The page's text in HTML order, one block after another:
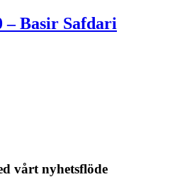
– Basir Safdari
vårt nyhetsflöde